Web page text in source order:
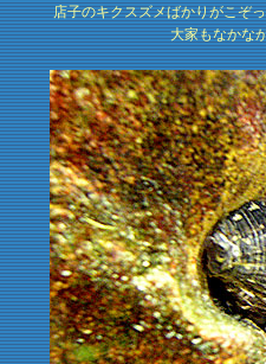
店子のキクスズメばかりがこぞ
大家もなかな